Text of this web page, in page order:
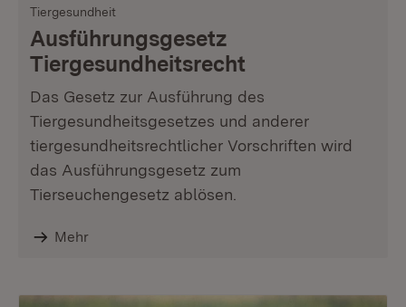
Tiergesundheit
Ausführungsgesetz
Tiergesundheitsrecht
Das Gesetz zur Ausführung des
Tiergesundheitsgesetzes und anderer
tiergesundheitsrechtlicher Vorschriften wird
das Ausführungsgesetz zum
Tierseuchengesetz ablösen.
Mehr